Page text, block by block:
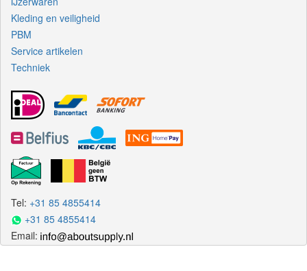
Kleding en veiligheid
PBM
Service artikelen
Techniek
Tel: +31 85 4855414
+31 85 4855414
Email: